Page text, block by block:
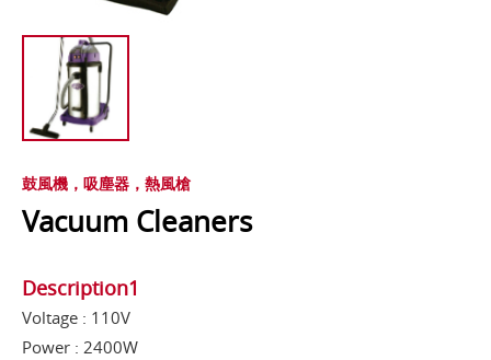
鼓風機，吸塵器，熱風槍
Vacuum Cleaners
Description1
Voltage : 110V
Power : 2400W